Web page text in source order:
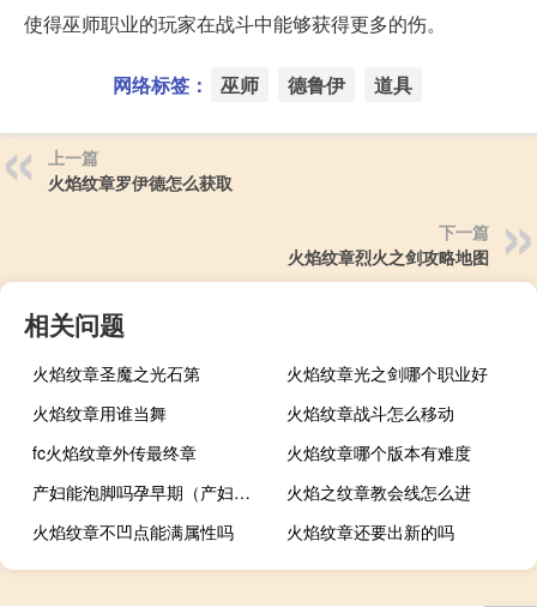
使得巫师职业的玩家在战斗中能够获得更多的伤。
网络标签： 巫师 德鲁伊 道具
上一篇
火焰纹章罗伊德怎么获取
下一篇
火焰纹章烈火之剑攻略地图
相关问题
火焰纹章圣魔之光石第
火焰纹章光之剑哪个职业好
火焰纹章用谁当舞
火焰纹章战斗怎么移动
fc火焰纹章外传最终章
火焰纹章哪个版本有难度
产妇能泡脚吗孕早期（产妇能泡脚吗）
火焰之纹章教会线怎么进
火焰纹章不凹点能满属性吗
火焰纹章还要出新的吗